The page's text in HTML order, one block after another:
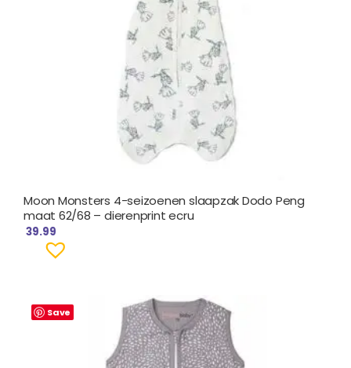
Moon Monsters 4-seizoenen slaapzak Dodo Peng
maat 62/68 – dierenprint ecru
39.99
Save